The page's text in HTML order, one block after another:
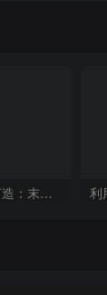
利用 AI 工具低成本打造：末日生存题材系列短片，